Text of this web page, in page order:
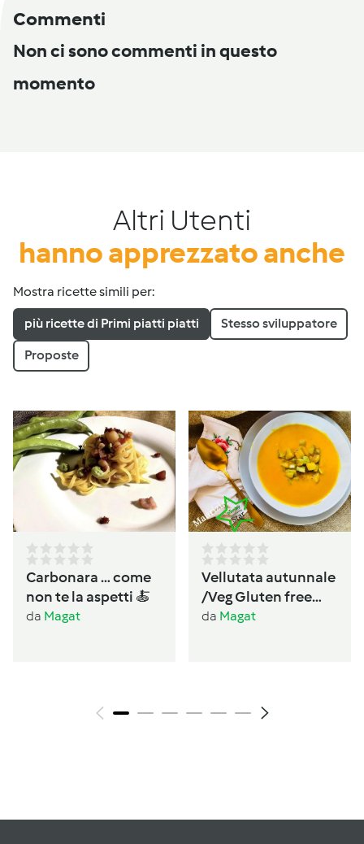
Commenti
Non ci sono commenti in questo
momento
Altri Utenti
hanno apprezzato anche
Mostra ricette simili per:
più ricette di Primi piatti piatti Stesso sviluppatore
Proposte
Carbonara … come
non te la aspetti 🍝
da Magat
Vellutata autunnale
/Veg Gluten free
Lactos free
da Magat